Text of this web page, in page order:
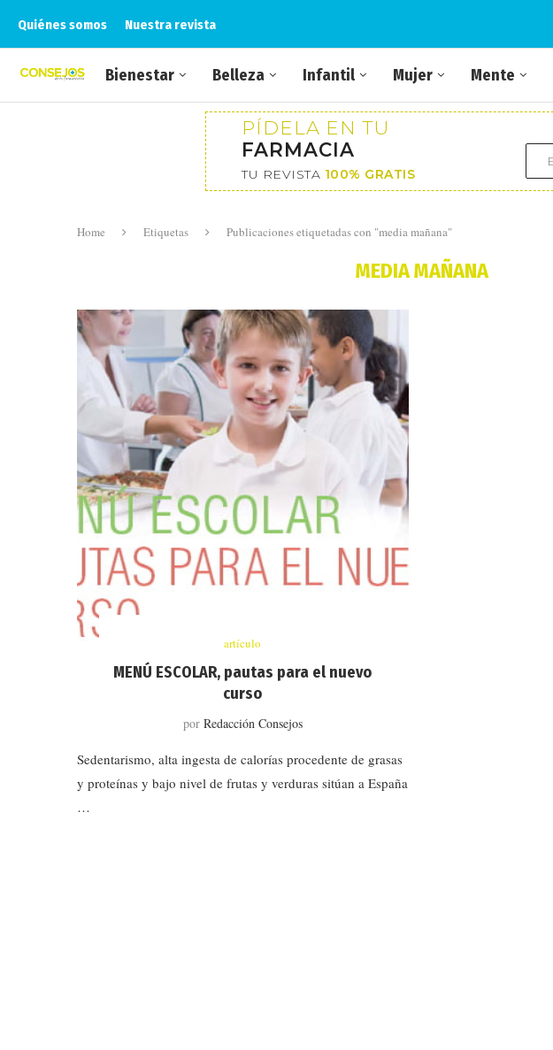
Quiénes somos Nuestra revista
Bienestar Belleza Infantil Mujer Mente
PÍDELA EN TU
FARMACIA
TU REVISTA 100% GRATIS
Home Etiquetas Publicaciones etiquetadas con "media mañana"
MEDIA MAÑANA
artículo
MENÚ ESCOLAR, pautas para el nuevo
curso
por Redacción Consejos
Sedentarismo, alta ingesta de calorías procedente de grasas
y proteínas y bajo nivel de frutas y verduras sitúan a España
…